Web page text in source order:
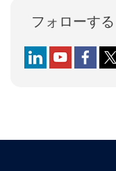
フォローする
Follow us on
Follow us on
Follow